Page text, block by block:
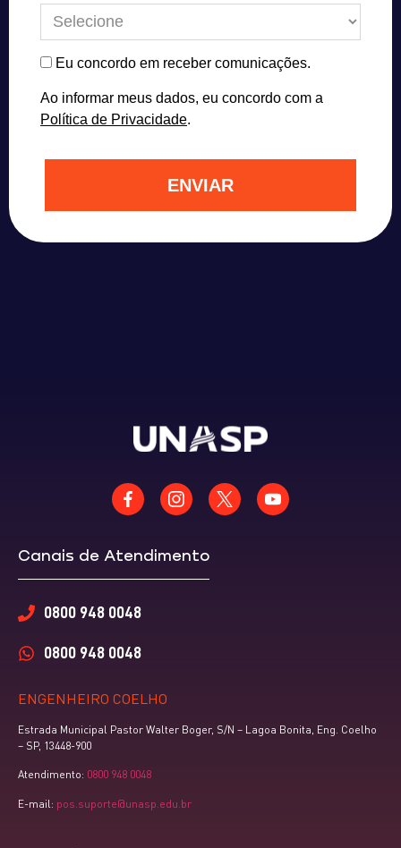
Eu concordo em receber comunicações.
Ao informar meus dados, eu concordo com a
Política de Privacidade.
ENVIAR
ENGENHEIRO COELHO
Estrada Municipal Pastor Walter Boger, S/N – Lagoa Bonita, Eng. Coelho
– SP, 13448-900
Atendimento: 0800 948 0048
E-mail: pos.suporte@unasp.edu.br
Canais de Atendimento
0800 948 0048
0800 948 0048